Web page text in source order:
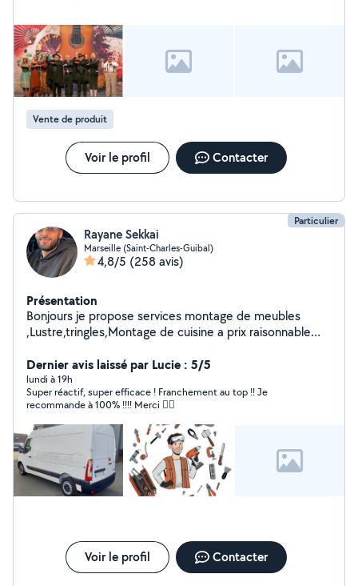
Vente de produit
Voir le profil Contacter
Particulier
Rayane Sekkai
Marseille (Saint-Charles-Guibal)
4,8/5 (258 avis)
Présentation
Bonjours je propose services montage de meubles
,Lustre,tringles,Montage de cuisine a prix raisonnable
Dernier avis laissé par Lucie : 5/5
lundi à 19h
Super réactif, super efficace ! Franchement au top !! Je
recommande à 100% !!!! Merci 👍🏻
Voir le profil Contacter